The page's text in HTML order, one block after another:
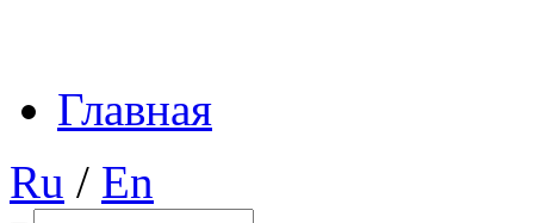
Главная
Ru / En